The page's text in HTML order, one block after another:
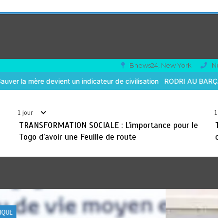
Bnews24, New York
de civilisation RODRI AU BARÇA PLUTOT QU’AU REAL
1 jour
TRANSFORMATION SOCIALE : L’importance pour le
Togo d’avoir une Feuille de route